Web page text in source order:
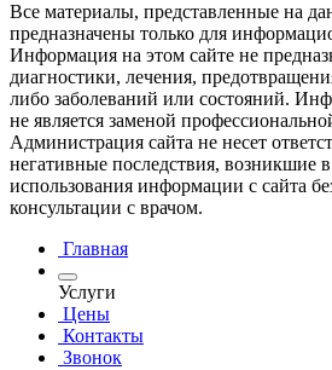
Все материалы, представленные на
предназначены только для
Информация на этом сайте не
диагностики, лечения,
либо заболеваний или состояний.
не является заменой
Администрация сайта не несет
негативные последствия, возникшие в
использования информации с сайта
консультации с врачом.
Главная
Услуги
Цены
Контакты
Звонок